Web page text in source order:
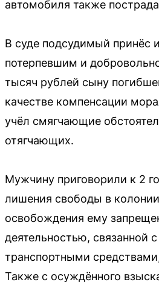
автомобиля также
В суде подсудимый принёс
потерпевшим и
тысяч рублей сыну
качестве компенсации
учёл смягчающие
отягчающих.
Мужчину приговорили к 2
лишения свободы в
освобождения ему
деятельностью, связанной
транспортными
Также с осуждённого